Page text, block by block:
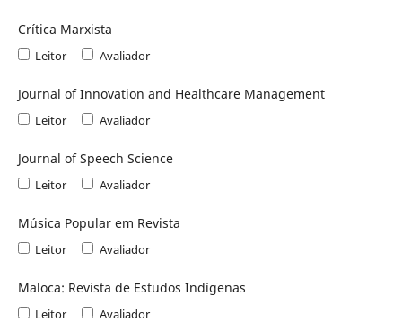
Crítica Marxista
Leitor Avaliador
Journal of Innovation and Healthcare Management
Leitor Avaliador
Journal of Speech Science
Leitor Avaliador
Música Popular em Revista
Leitor Avaliador
Maloca: Revista de Estudos Indígenas
Leitor Avaliador